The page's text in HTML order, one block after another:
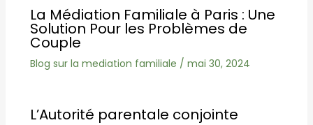
La Médiation Familiale à Paris : Une
Solution Pour les Problèmes de
Couple
Blog sur la mediation familiale / mai 30, 2024
L’Autorité parentale conjointe